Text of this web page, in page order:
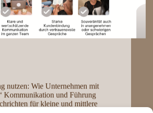
nutzen: Wie Unternehmen mit
Kommunikation und Führung
für kleine und mittlere